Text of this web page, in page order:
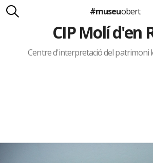
Suma't a la
Carlota Royo
Francesca Barcellona
#museuobert
CIP Molí d'en
Centre d'interpretació del patrimoni